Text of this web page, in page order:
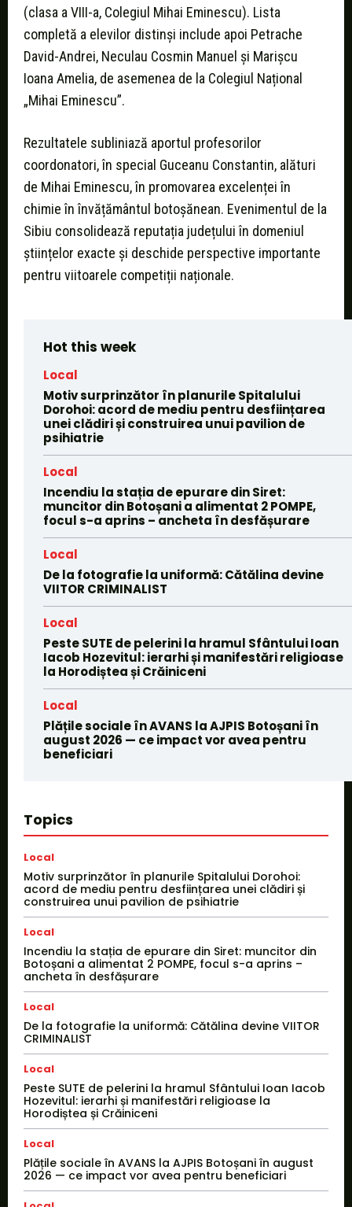
(clasa a VIII-a, Colegiul Mihai Eminescu). Lista
completă a elevilor distinși include apoi Petrache
David-Andrei, Neculau Cosmin Manuel și Marișcu
Ioana Amelia, de asemenea de la Colegiul Național
„Mihai Eminescu”.
Rezultatele subliniază aportul profesorilor
coordonatori, în special Guceanu Constantin, alături
de Mihai Eminescu, în promovarea excelenței în
chimie în învățământul botoșănean. Evenimentul de la
Sibiu consolidează reputația județului în domeniul
științelor exacte și deschide perspective importante
pentru viitoarele competiții naționale.
Hot this week
Local
Motiv surprinzător în planurile Spitalului
Dorohoi: acord de mediu pentru desființarea
unei clădiri și construirea unui pavilion de
psihiatrie
Local
Incendiu la stația de epurare din Siret:
muncitor din Botoșani a alimentat 2 POMPE,
focul s-a aprins – ancheta în desfășurare
Local
De la fotografie la uniformă: Cătălina devine
VIITOR CRIMINALIST
Local
Peste SUTE de pelerini la hramul Sfântului Ioan
Iacob Hozevitul: ierarhi și manifestări religioase
la Horodiștea și Crăiniceni
Local
Plățile sociale în AVANS la AJPIS Botoșani în
august 2026 — ce impact vor avea pentru
beneficiari
Topics
Local
Motiv surprinzător în planurile Spitalului Dorohoi:
acord de mediu pentru desființarea unei clădiri și
construirea unui pavilion de psihiatrie
Local
Incendiu la stația de epurare din Siret: muncitor din
Botoșani a alimentat 2 POMPE, focul s-a aprins –
ancheta în desfășurare
Local
De la fotografie la uniformă: Cătălina devine VIITOR
CRIMINALIST
Local
Peste SUTE de pelerini la hramul Sfântului Ioan Iacob
Hozevitul: ierarhi și manifestări religioase la
Horodiștea și Crăiniceni
Local
Plățile sociale în AVANS la AJPIS Botoșani în august
2026 — ce impact vor avea pentru beneficiari